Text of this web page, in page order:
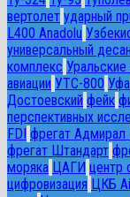
вертолет ударный
L400 Anadolu
универсальный
комплекс Уральские
авиации УТС-800 Уфа
Достоевский фейк
перспективных
FDI фрегат Адмирал
фрегат Штандарт
моряка ЦАГИ центр
цифровизация ЦКБ